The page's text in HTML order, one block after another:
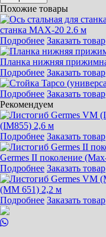
Похожие товары
станка МАХ-20 2.6 м
Подробнее Заказать товар
Планка нижняя
Подробнее Заказать товар
Подробнее Заказать товар
Рекомендуем
(IM855) 2,6 м
Подробнее Заказать товар
Germes II поколение
Подробнее Заказать товар
(MM 651) 2,2 м
Подробнее Заказать товар